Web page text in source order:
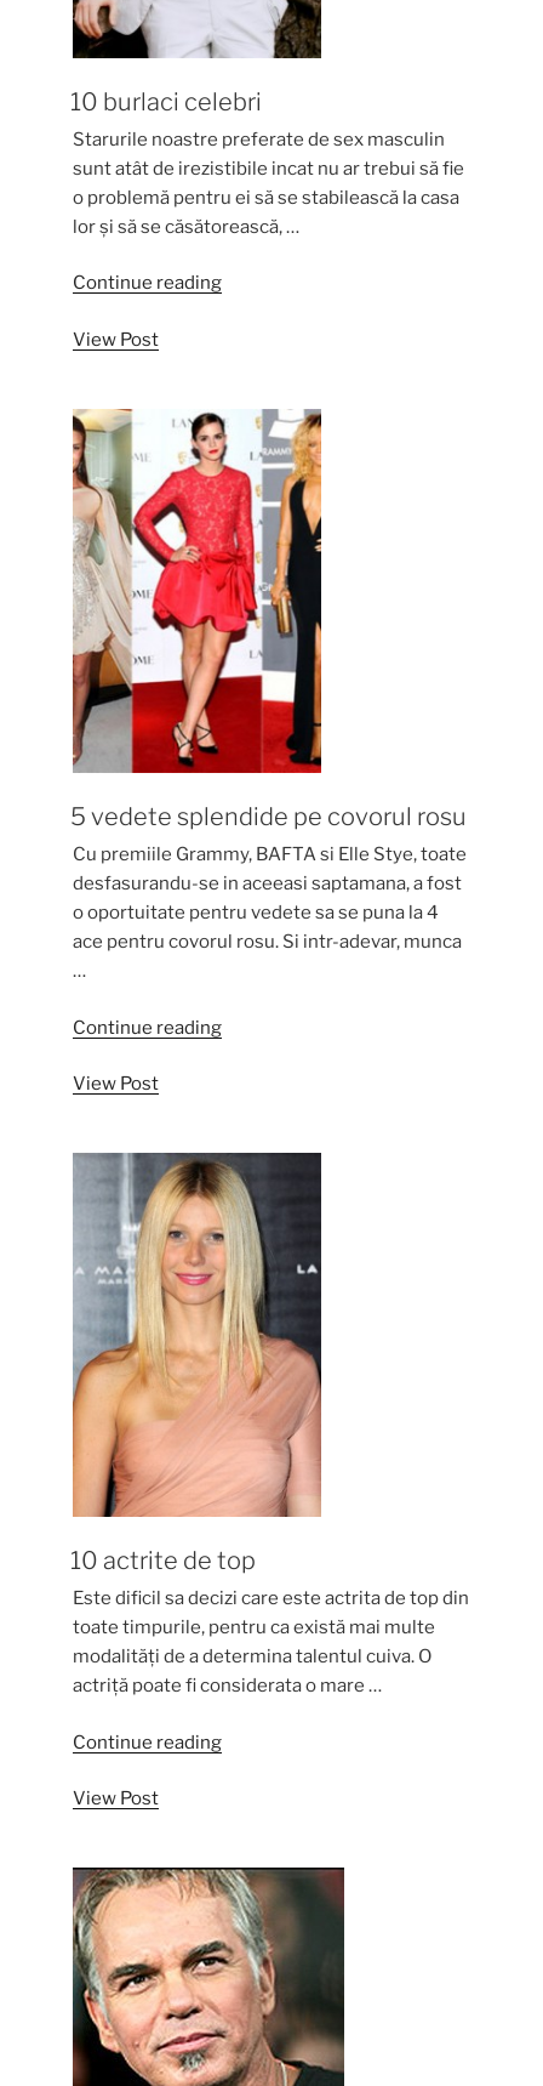
10 burlaci celebri
Starurile noastre preferate de sex masculin
sunt atât de irezistibile incat nu ar trebui să fie
o problemă pentru ei să se stabilească la casa
lor și să se căsătorească, …
Continue reading“10
View Post
5 vedete splendide pe covorul rosu
Cu premiile Grammy, BAFTA si Elle Stye, toate
desfasurandu-se in aceeasi saptamana, a fost
o oportuitate pentru vedete sa se puna la 4
ace pentru covorul rosu. Si intr-adevar, munca
…
Continue reading“5
rosu”
View Post
10 actrite de top
Este dificil sa decizi care este actrita de top din
toate timpurile, pentru ca există mai multe
modalități de a determina talentul cuiva. O
actriță poate fi considerata o mare …
Continue reading“10
View Post